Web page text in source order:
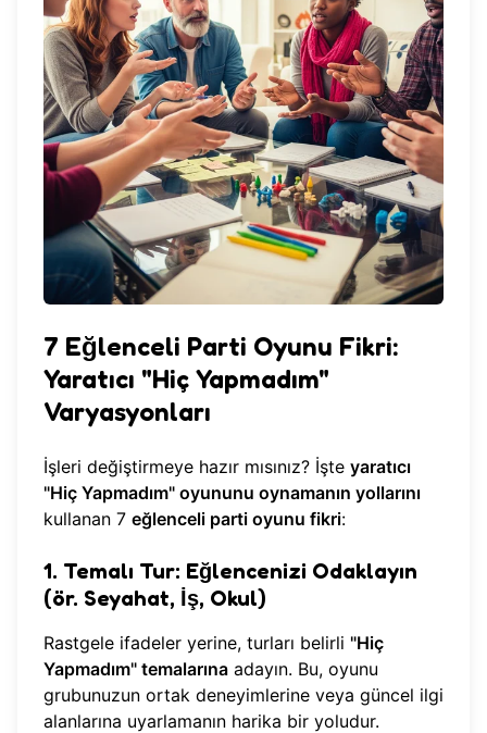
7 Eğlenceli Parti Oyunu Fikri:
Yaratıcı "Hiç Yapmadım"
Varyasyonları
İşleri değiştirmeye hazır mısınız? İşte yaratıcı
"Hiç Yapmadım" oyununu oynamanın yollarını
kullanan 7 eğlenceli parti oyunu fikri:
1. Temalı Tur: Eğlencenizi Odaklayın
(ör. Seyahat, İş, Okul)
Rastgele ifadeler yerine, turları belirli "Hiç
Yapmadım" temalarına adayın. Bu, oyunu
grubunuzun ortak deneyimlerine veya güncel ilgi
alanlarına uyarlamanın harika bir yoludur.